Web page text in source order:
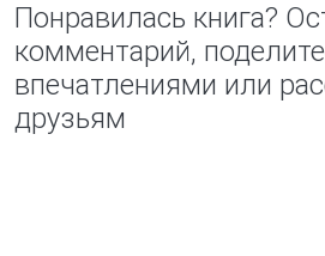
Понравилась книга?
комментарий,
впечатлениями или
друзьям